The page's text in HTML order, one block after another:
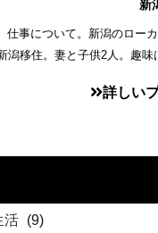
新
仕事について。新潟のロー
潟移住。妻と子供2人。趣味
詳しい
活 (9)